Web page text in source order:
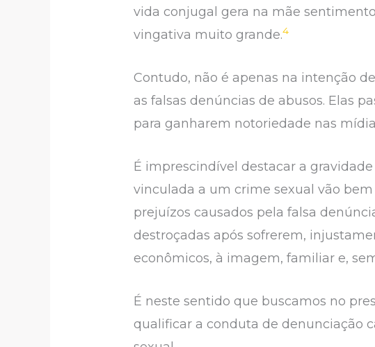
vida conjugal gera na mãe
vingativa muito grande.4
Contudo, não é apenas na intenção
as falsas denúncias de abusos. Elas
para ganharem notoriedade nas
É imprescindível destacar a
vinculada a um crime sexual vão
prejuízos causados pela falsa
destroçadas após sofrerem,
econômicos, à imagem, familiar e,
É neste sentido que buscamos no
qualificar a conduta de denunciação